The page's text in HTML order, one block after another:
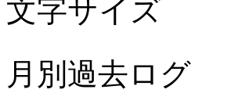
文字サイズ
月別過去ログ